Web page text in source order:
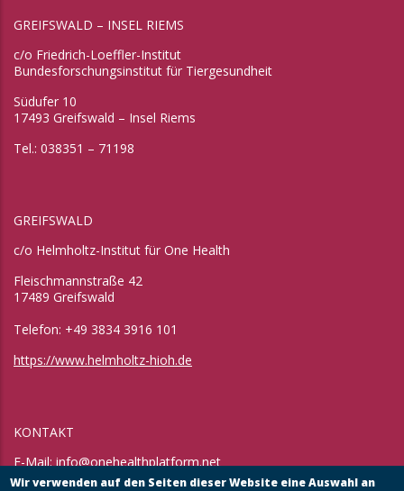
GREIFSWALD – INSEL RIEMS
c/o Friedrich-Loeffler-Institut
Bundesforschungsinstitut für Tiergesundheit
Südufer 10
17493 Greifswald – Insel Riems
Tel.: 038351 – 71198
GREIFSWALD
c/o Helmholtz-Institut für One Health
Fleischmannstraße 42
17489 Greifswald
Telefon: +49 3834 3916 101
https://www.helmholtz-hioh.de
KONTAKT
E-Mail:info@onehealthplatform.net
Website: in Kürze
Wir verwenden auf den Seiten dieser Website eine Auswahl an